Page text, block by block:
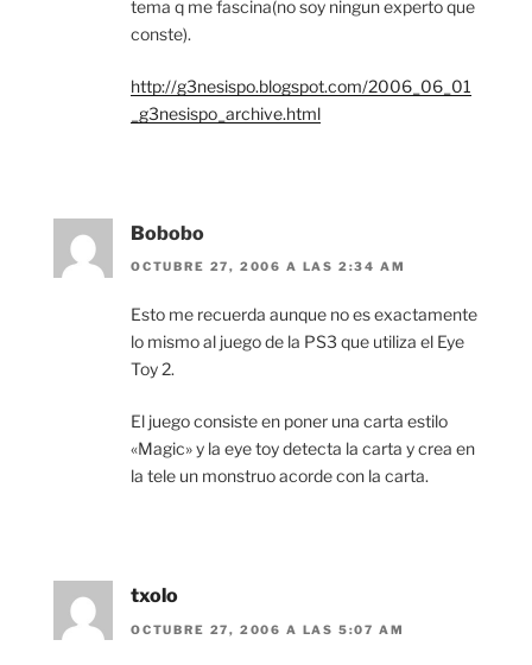
tema q me fascina(no soy ningun experto que
conste).
http://g3nesispo.blogspot.com/2006_06_01
_g3nesispo_archive.html
Bobobo
OCTUBRE 27, 2006 A LAS 2:34 AM
Esto me recuerda aunque no es exactamente
lo mismo al juego de la PS3 que utiliza el Eye
Toy 2.
El juego consiste en poner una carta estilo
«Magic» y la eye toy detecta la carta y crea en
la tele un monstruo acorde con la carta.
txolo
OCTUBRE 27, 2006 A LAS 5:07 AM